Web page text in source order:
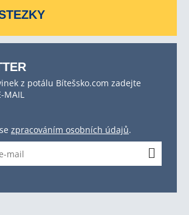
z potálu Bítešsko.com zadejte
MAIL
zpracováním osobních údajů.